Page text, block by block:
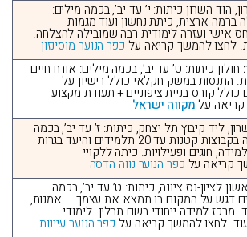
הוד השרון כיתות: י’ עד יב’, בכמה מילים:
ברמה ארצית, כיתת נחשון ועוד מגמות
יחס אישי ועזרה לימודית רבה שמובילה להצלחה.
לחצו להמשך קריאה על כפר הנוער מוסינזון
חולון כיתות: ט’ עד יב’, בכמה מילים: אורח חיים
התנסות במשק חקלאי כולל רישיון על
כולל קורס בניית ציפוניים + תעודת מקצוע
קריאה עלמקווה ישראל
ליד קיבוץ תל יצחק, כיתות: ז’ עד יב’, בכמה
מילים: בבי”ס למידה בקבוצות קטנות עד 20 תלמידים והיעד בגרות
חוגים ופעילויות. כיתה ללקויי
קריאה על כפר הנוער נווה הדסה
לציון-נס ציונה, כיתות: ט’ עד יב’, בכמה
דגש על המקום בו תמצא את עצמך – אמנות,
מרכז למידה ייחודי בשם תבלין. לימודי
לחצו להמשך קריאה על כפר הנוער עיינות